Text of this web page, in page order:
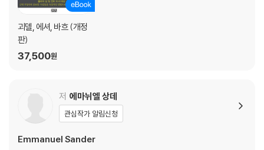
보면 두 경계가 허물어지는 동시에 이 두 작용이 인간의 정신 활동에서 얼
마나 중요한 역할을 하는지 설득당할 수밖에 없다. 인지 작용에 대한 과감
한 주장을 펼친『사고의 본질』은 출간 후 『빈 서판』, 『우리 본성의 선한 천
랜드 주립대 컴퓨터공학 교수 멜라니 미첼 등 많은 석학들의 찬사를 받았
언어학, 심리학, 수학, 과학을 토대로 펼치는 경계를 허무는 사유
사고의 본질에 대한 인문학적 통찰을 과학자의 언어로 풀다!
더글러스 호프스태터와 에마뉘엘 상데는 사고의 본질을 다루기 위해 장에
괴델, 에셔, 바흐 (개정
판)
37,500원
저 에마뉘엘 상데
관심작가 알림신청
Emmanuel Sander